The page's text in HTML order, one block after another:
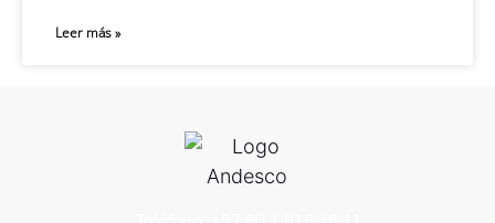
Leer más »